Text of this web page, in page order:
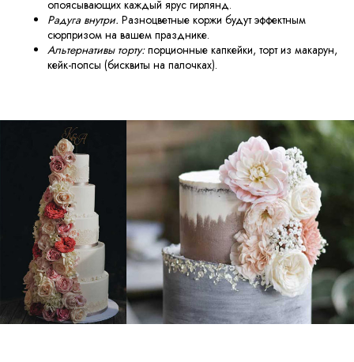
опоясывающих каждый ярус гирлянд.
Радуга внутри. Разноцветные коржи будут эффектным
сюрпризом на вашем празднике.
Альтернативы торту:порционные капкейки, торт из макарун,
кейк-попсы (бисквиты на палочках).
Телефон
+7
Отправляя свои данные, вы соглашаетесь с условиями
Политики конфиденциальности
Оставить заявку
Оставьте заявку, чтобы обсудить детали
вашей свадьбы
Планируете
организацую свадьбу?